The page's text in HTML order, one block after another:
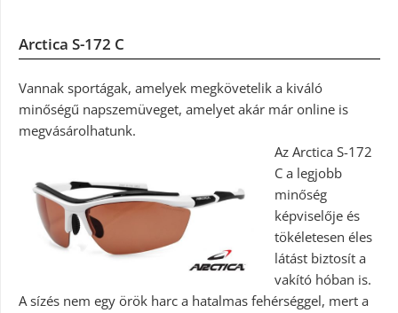
Arctica S-172 C
Vannak sportágak, amelyek megkövetelik a kiváló
minőségű napszemüveget, amelyet akár már online is
megvásárolhatunk.
Az Arctica S-172
C a legjobb
minőség
képviselője és
tökéletesen éles
látást biztosít a
vakító hóban is.
A sízés nem egy örök harc a hatalmas fehérséggel, mert a